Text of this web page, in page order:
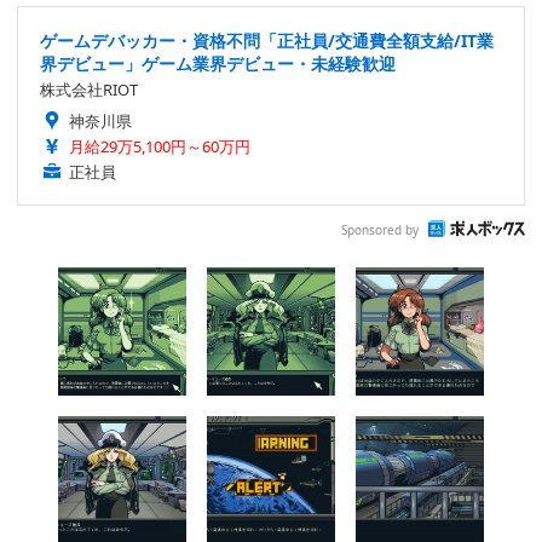
ゲームデバッカー・資格不問「正社員/交通費全額支給/IT業
界デビュー」ゲーム業界デビュー・未経験歓迎
株式会社RIOT
神奈川県
月給29万5,100円～60万円
正社員
Sponsored by